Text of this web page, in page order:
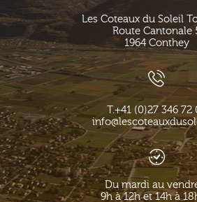
Les Coteaux du Soleil
Route Cantonale
1964 Conthey
T.+41 (0)27 346 72
Du mardi au
9h à 12h et 14h à